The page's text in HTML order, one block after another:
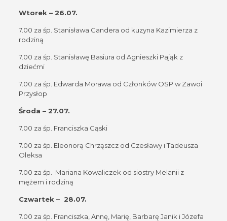
Wtorek – 26.07.
7.00 za śp. Stanisława Gandera od kuzyna Kazimierza z
rodziną
7.00 za śp. Stanisławę Basiura od Agnieszki Pająk z
dziećmi
7.00 za śp. Edwarda Morawa od Członków OSP w Zawoi
Przysłop
Środa – 27.07.
7.00 za śp. Franciszka Gąski
7.00 za śp. Eleonorą Chrząszcz od Czesławy i Tadeusza
Oleksa
7.00 za śp. Mariana Kowaliczek od siostry Melanii z
mężem i rodziną
Czwartek – 28.07.
7.00 za śp. Franciszka, Annę, Marię, Barbarę Janik i Józefa